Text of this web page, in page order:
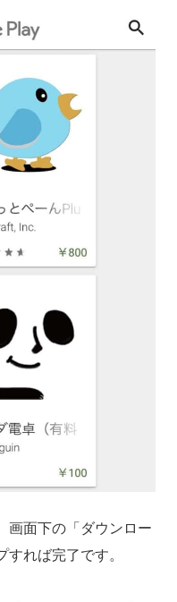
画面下の「ダウンロー
すれば完了です。